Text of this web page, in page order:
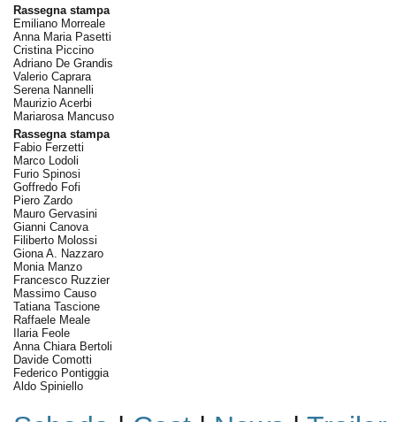
Rassegna stampa
Emiliano Morreale
Anna Maria Pasetti
Cristina Piccino
Adriano De Grandis
Valerio Caprara
Serena Nannelli
Maurizio Acerbi
Mariarosa Mancuso
Rassegna stampa
Fabio Ferzetti
Marco Lodoli
Furio Spinosi
Goffredo Fofi
Piero Zardo
Mauro Gervasini
Gianni Canova
Filiberto Molossi
Giona A. Nazzaro
Monia Manzo
Francesco Ruzzier
Massimo Causo
Tatiana Tascione
Raffaele Meale
Ilaria Feole
Anna Chiara Bertoli
Davide Comotti
Federico Pontiggia
Aldo Spiniello